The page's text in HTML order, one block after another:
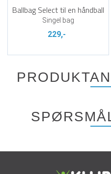
Ballbag Select til en håndball
Singel bag
229,-